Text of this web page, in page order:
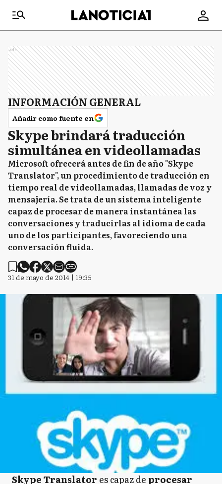
Ads
INFORMACIÓN GENERAL
Añadir como fuente en
Skype brindará traducción
simultánea en videollamadas
Microsoft ofrecerá antes de fin de año "Skype
Translator", un procedimiento de traducción en
tiempo real de videollamadas, llamadas de voz y
mensajería. Se trata de un sistema inteligente
capaz de procesar de manera instantánea las
conversaciones y traducirlas al idioma de cada
uno de los participantes, favoreciendo una
conversación fluida.
31 de mayo de 2014 | 19:35
Skype Translator es capaz de procesar